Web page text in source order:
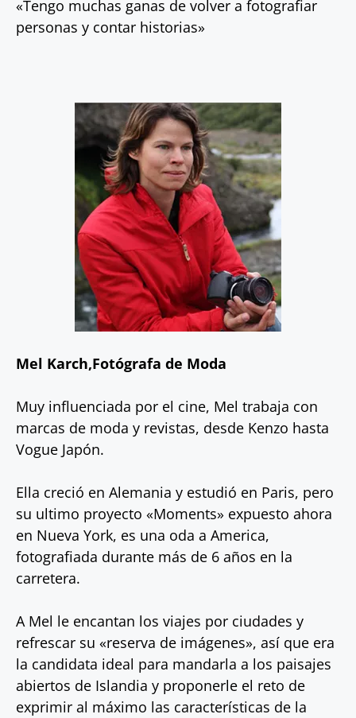
«Tengo muchas ganas de volver a fotografiar
personas y contar historias»
Mel Karch,Fotógrafa de Moda
Muy influenciada por el cine, Mel trabaja con
marcas de moda y revistas, desde Kenzo hasta
Vogue Japón.
Ella creció en Alemania y estudió en Paris, pero
su ultimo proyecto «Moments» expuesto ahora
en Nueva York, es una oda a America,
fotografiada durante más de 6 años en la
carretera.
A Mel le encantan los viajes por ciudades y
refrescar su «reserva de imágenes», así que era
la candidata ideal para mandarla a los paisajes
abiertos de Islandia y proponerle el reto de
exprimir al máximo las características de la